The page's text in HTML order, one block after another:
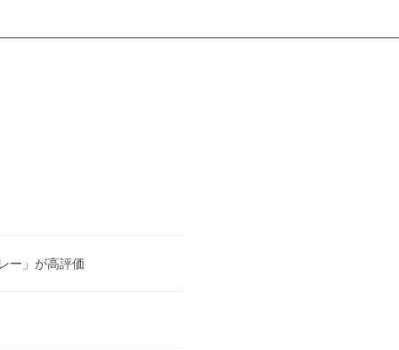
ー」が高評価